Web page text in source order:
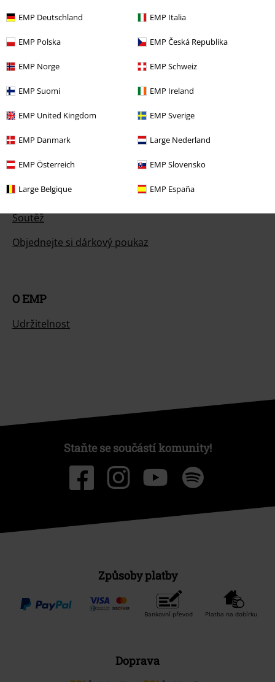
EMP Deutschland EMP Italia
EMP Polska EMP Česká Republika
EMP Norge EMP Schweiz
EMP Suomi EMP Ireland
EMP United Kingdom EMP Sverige
EMP Danmark Large Nederland
EMP Österreich EMP Slovensko
Large Belgique EMP España
Pomoc / FAQ
Podmínky vracení zboží
Vrácení zboží
Všeobecné informace o velikostech
Zrušit členství v BSC
Způsoby platby
Nabídky pro vás
Soutěž
Objednejte si dárkový poukaz
O EMP
Udržitelnost
Staňte se součástí komunity!
Způsoby platby
Bankovní převod Platba na dobírku
Doprava